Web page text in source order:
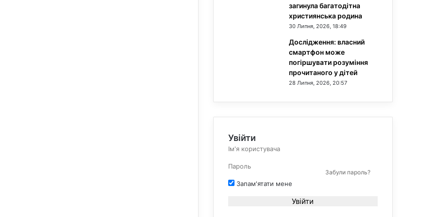
загинула багатодітна
християнська родина
30 Липня, 2026, 18:49
Дослідження: власний
смартфон може
погіршувати розуміння
прочитаного у дітей
28 Липня, 2026, 20:57
Увійти
Забули пароль?
Запам'ятати мене
Увійти